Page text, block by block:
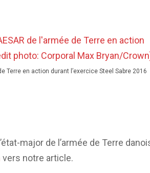
Terre en action durant l’exercice Steel Sabre 2016
major de l’armée de Terre
vers notre article.